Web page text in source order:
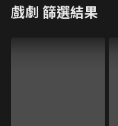
戲劇 篩選結果